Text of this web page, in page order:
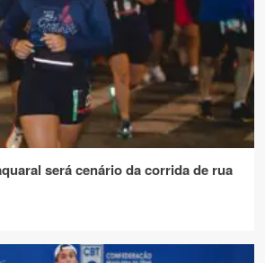
será cenário da corrida de rua